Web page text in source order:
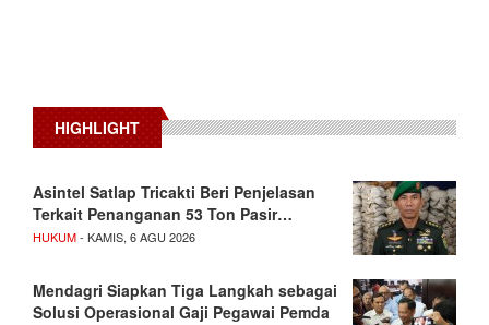
HIGHLIGHT
Asintel Satlap Tricakti Beri Penjelasan
Terkait Penanganan 53 Ton Pasir…
HUKUM- KAMIS, 6 AGU 2026
Mendagri Siapkan Tiga Langkah sebagai
Solusi Operasional Gaji Pegawai Pemda